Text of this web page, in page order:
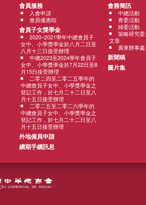
會員服務
入會申請
會員優惠咭
會員子女獎學金
2020~2021學年中總會員子
女中、小學獎學金於八月二日至
八月十三日接受辦理
中總2023至2024學年會員子
女中、小學獎學金於7月22日至8
月15日接受辦理
二零二四至二零二五學年的
中總會員子女中、小學獎學金之
登記工作，於七月二十二日至八
月十五日接受辦理
二零二五至二零二六學年的
中總會員子女中、小學獎學金之
登記工作，於七月二十二日至八
月十五日接受辦理
外地僱員申請
續期手續訊息
會務簡訊
中總活動
青委活動
婦委活動
策略研究
文章
廣東辦事處
新聞稿
圖片集